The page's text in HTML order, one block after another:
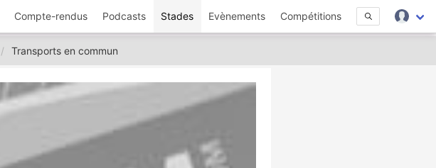
Compte-rendus Podcasts Stades Evènements Compétitions
Transports en commun